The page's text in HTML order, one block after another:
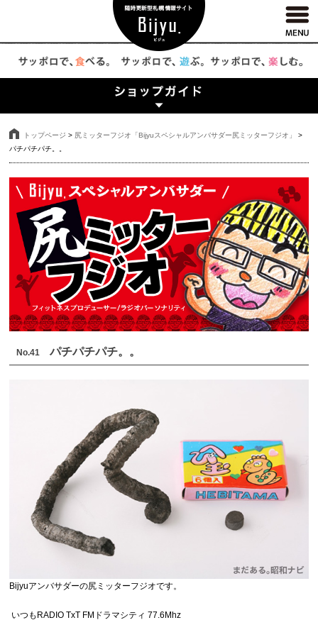
トップページ > 尻ミッターフジオ「Bijyuスペシャルアンバサダー尻ミッターフジオ」
>
パチパチパチ。。
No.41 パチパチパチ。。
Bijyuアンバサダーの尻ミッターフジオです。
いつもRADIO TxT FMドラマシティ 77.6Mhz